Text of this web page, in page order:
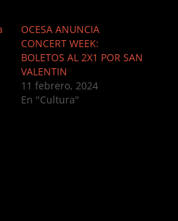
OCESA ANUNCIA
CONCERT WEEK:
BOLETOS AL 2X1 POR SAN
VALENTIN
11 febrero, 2024
En "Cultura"